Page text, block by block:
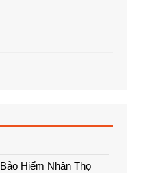
Bảo Hiểm Nhân Thọ